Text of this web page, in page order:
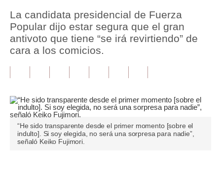
Política
Finanzas Personales
Plus G
Opinión
Editorial
La candidata presidencial de Fuerza
Popular dijo estar segura que el gran
antivoto que tiene “se irá revirtiendo” de
cara a los comicios.
“He sido transparente desde el primer momento [sobre el
indulto]. Si soy elegida, no será una sorpresa para nadie”,
señaló Keiko Fujimori.